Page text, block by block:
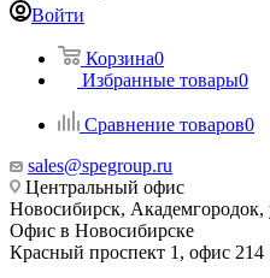
Войти
Корзина0
Избранные товары0
Сравнение товаров0
sales@spegroup.ru
Центральный офис
Новосибирск, Академгородок,
Офис в Новосибирске
Красный проспект 1, офис 214